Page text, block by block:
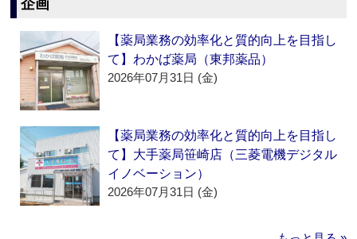
企画
【薬局業務の効率化と質的向上を目指し
て】わかば薬局（東邦薬品）
2026年07月31日 (金)
【薬局業務の効率化と質的向上を目指し
て】大手薬局笹崎店（三菱電機デジタル
イノベーション）
2026年07月31日 (金)